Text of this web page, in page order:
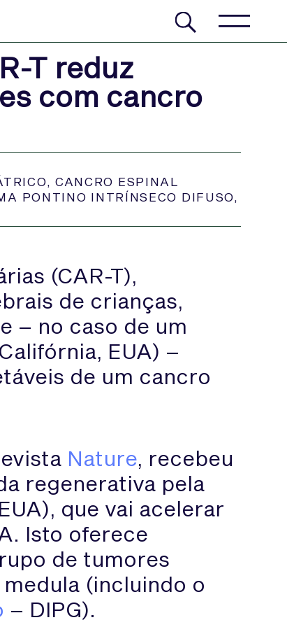
T reduz
com cancro
, CANCRO ESPINAL
PONTINO INTRÍNSECO DIFUSO,
(CAR-T),
de crianças,
– no caso de um
EUA) –
de um cancro
Nature, recebeu
regenerativa pela
que vai acelerar
Isto oferece
de tumores
(incluindo o
– DIPG).